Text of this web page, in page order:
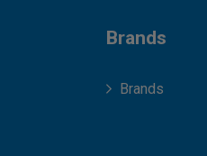
Brands
Brands